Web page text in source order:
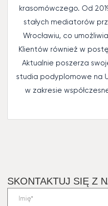
krasomówczego. Od
stałych mediatorów
Wrocławiu, co
Klientów również w
Aktualnie poszerza
studia podyplomowe na
w zakresie
SKONTAKTUJ SIĘ Z